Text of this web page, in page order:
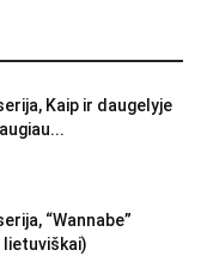
Kaip ir daugelyje
“Wannabe”